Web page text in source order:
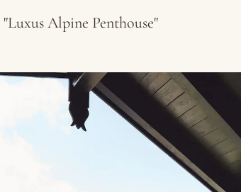
Alpine Penthouse"